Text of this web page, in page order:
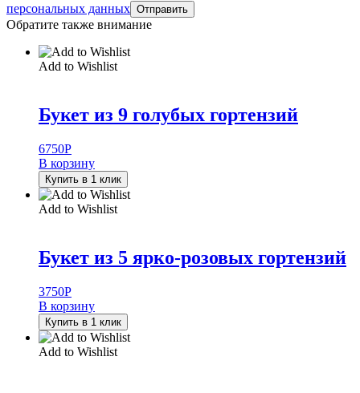
персональных данных
Обратите также внимание
Add to Wishlist
Букет из 9 голубых гортензий
6750Р
В корзину
Купить в 1 клик
Add to Wishlist
Букет из 5 ярко-розовых гортензий
3750Р
В корзину
Купить в 1 клик
Add to Wishlist